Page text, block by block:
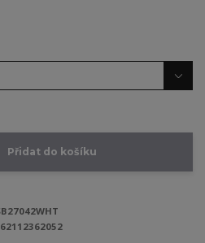
Přidat do košíku